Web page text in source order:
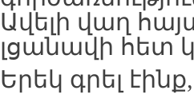
Ավելի վաղ
լցանավի հետ
Երեկ գրել